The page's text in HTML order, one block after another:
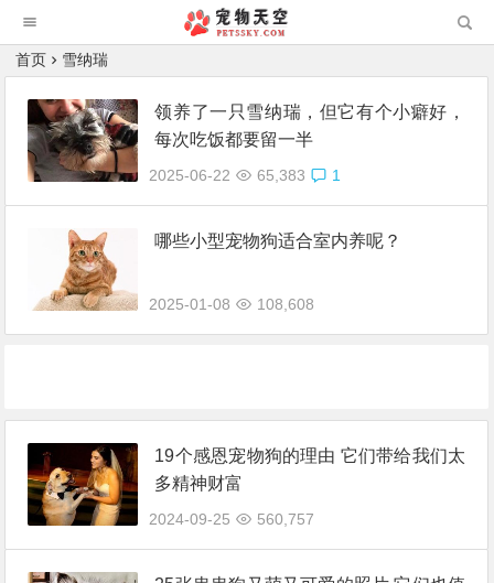
首页 雪纳瑞
领养了一只雪纳瑞，但它有个小癖好，
每次吃饭都要留一半
2025-06-22 65,383 1
哪些小型宠物狗适合室内养呢？
2025-01-08 108,608
19个感恩宠物狗的理由 它们带给我们太
多精神财富
2024-09-25 560,757